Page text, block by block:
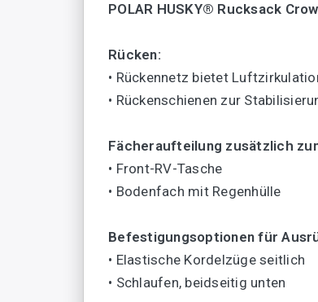
POLAR HUSKY® Rucksack
Rücken:
• Rückennetz bietet
• Rückenschienen zur
Fächeraufteilung zusätzlich
• Front-RV-Tasche
• Bodenfach mit Regenhülle
Befestigungsoptionen für
• Elastische Kordelzüge seitlich
• Schlaufen, beidseitig unten